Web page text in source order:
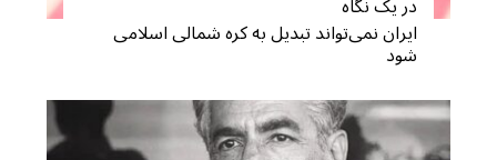
ایران نمی‌تواند تبدیل به کره شمالی اسلامی
شود